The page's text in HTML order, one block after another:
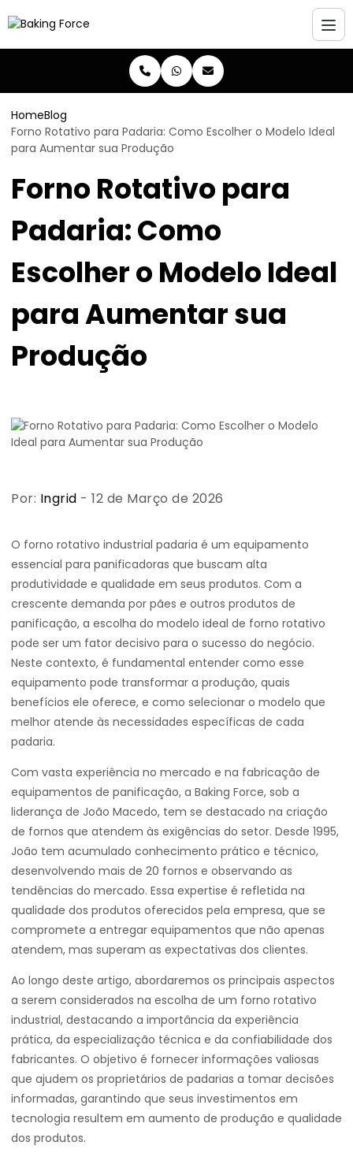
HomeBlog
Forno Rotativo para Padaria: Como Escolher o Modelo Ideal
para Aumentar sua Produção
Forno Rotativo para
Padaria: Como
Escolher o Modelo Ideal
para Aumentar sua
Produção
Por: Ingrid - 12 de Março de 2026
O forno rotativo industrial padaria é um equipamento
essencial para panificadoras que buscam alta
produtividade e qualidade em seus produtos. Com a
crescente demanda por pães e outros produtos de
panificação, a escolha do modelo ideal de forno rotativo
pode ser um fator decisivo para o sucesso do negócio.
Neste contexto, é fundamental entender como esse
equipamento pode transformar a produção, quais
benefícios ele oferece, e como selecionar o modelo que
melhor atende às necessidades específicas de cada
padaria.
Com vasta experiência no mercado e na fabricação de
equipamentos de panificação, a Baking Force, sob a
liderança de João Macedo, tem se destacado na criação
de fornos que atendem às exigências do setor. Desde 1995,
João tem acumulado conhecimento prático e técnico,
desenvolvendo mais de 20 fornos e observando as
tendências do mercado. Essa expertise é refletida na
qualidade dos produtos oferecidos pela empresa, que se
compromete a entregar equipamentos que não apenas
atendem, mas superam as expectativas dos clientes.
Ao longo deste artigo, abordaremos os principais aspectos
a serem considerados na escolha de um forno rotativo
industrial, destacando a importância da experiência
prática, da especialização técnica e da confiabilidade dos
fabricantes. O objetivo é fornecer informações valiosas
que ajudem os proprietários de padarias a tomar decisões
informadas, garantindo que seus investimentos em
tecnologia resultem em aumento de produção e qualidade
dos produtos.